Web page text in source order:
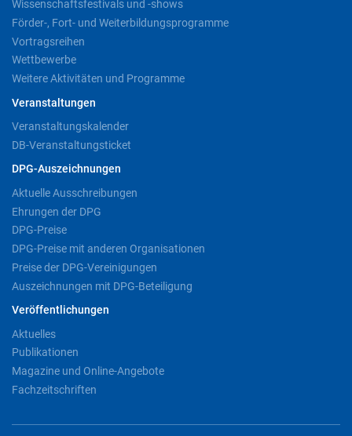
Wissenschaftsfestivals und -shows
Förder-, Fort- und Weiterbildungsprogramme
Vortragsreihen
Wettbewerbe
Weitere Aktivitäten und Programme
Veranstaltungen
Veranstaltungskalender
DB-Veranstaltungsticket
DPG-Auszeichnungen
Aktuelle Ausschreibungen
Ehrungen der DPG
DPG-Preise
DPG-Preise mit anderen Organisationen
Preise der DPG-Vereinigungen
Auszeichnungen mit DPG-Beteiligung
Veröffentlichungen
Aktuelles
Publikationen
Magazine und Online-Angebote
Fachzeitschriften